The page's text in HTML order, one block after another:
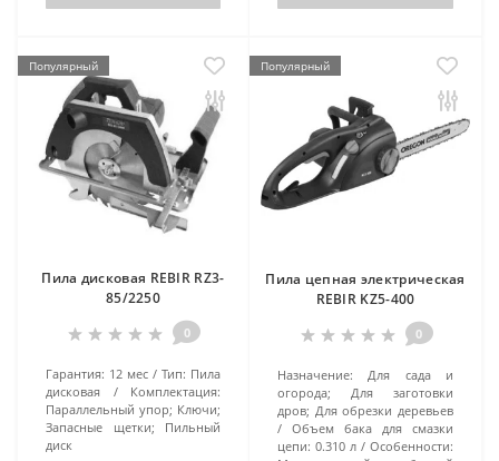
Популярный
Пила дисковая REBIR RZ3-
85/2250
0
Гарантия: 12 мес Тип: Пила
дисковая
Комплектация:
Параллельный упор; Ключи;
Запасные щетки; Пильный
диск
Популярный
Пила цепная электрическая
REBIR KZ5-400
0
Назначение:
Для сада и
огорода; Для заготовки
дров; Для обрезки деревьев
Объем бака для смазки
цепи: 0.310 л
Особенности: